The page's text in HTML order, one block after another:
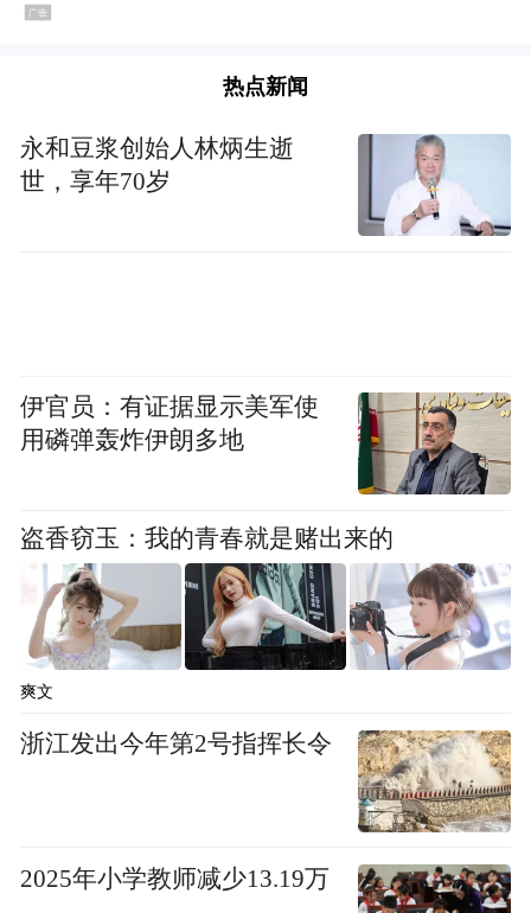
热点新闻
永和豆浆创始人林炳生逝
世，享年70岁
伊官员：有证据显示美军使
用磷弹轰炸伊朗多地
盗香窃玉：我的青春就是赌出来的
爽文
浙江发出今年第2号指挥长令
2025年小学教师减少13.19万